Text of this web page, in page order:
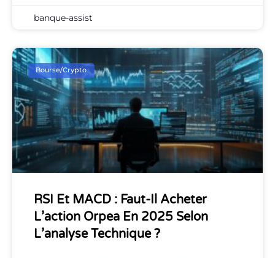
banque-assist
Bourse/Crypto
RSI Et MACD : Faut-Il Acheter
L’action Orpea En 2025 Selon
L’analyse Technique ?